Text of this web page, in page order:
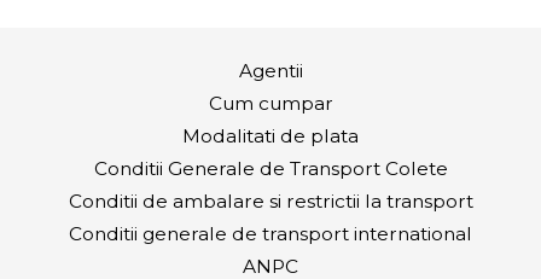
Agentii
Cum cumpar
Modalitati de plata
Conditii Generale de Transport Colete
Conditii de ambalare si restrictii la transport
Conditii generale de transport international
ANPC